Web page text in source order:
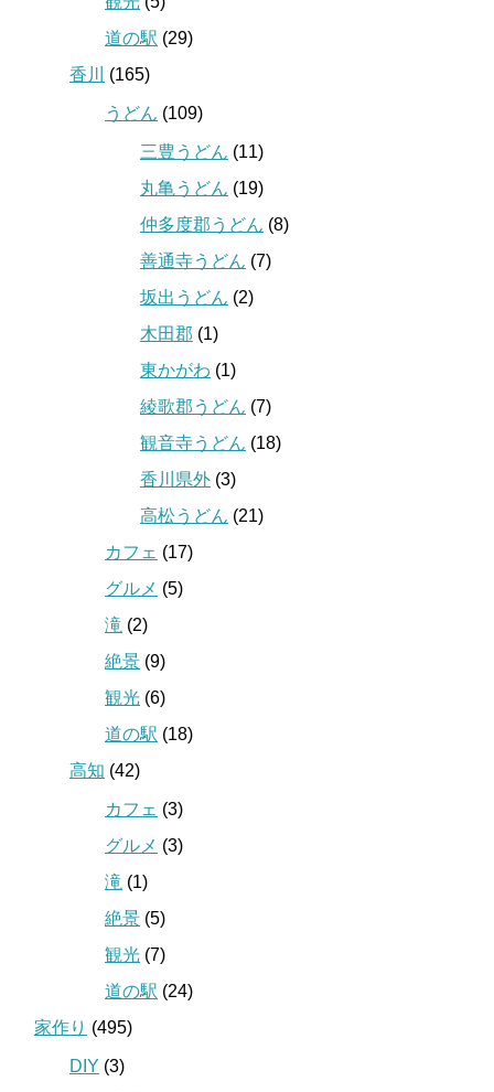
道の駅 (29)
香川
(165)
うどん (109)
三豊うどん (11)
丸亀うどん (19)
仲多度郡うどん (8)
善通寺うどん (7)
坂出うどん (2)
木田郡 (1)
東かがわ (1)
綾歌郡うどん (7)
観音寺うどん (18)
香川県外 (3)
高松うどん (21)
カフェ (17)
グルメ (5)
滝 (2)
絶景 (9)
観光 (6)
道の駅 (18)
高知 (42)
カフェ (3)
グルメ (3)
滝 (1)
絶景 (5)
観光 (7)
道の駅 (24)
家作り (495)
DIY (3)